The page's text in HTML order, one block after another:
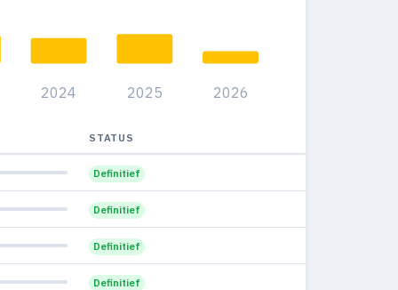
3
0
2024 2025 2026
STATUS
Definitief
Definitief
Definitief
Definitief